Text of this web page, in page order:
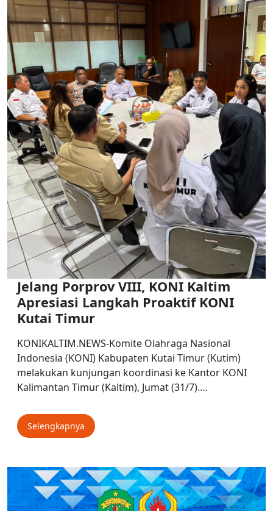
Jelang Porprov VIII, KONI Kaltim
Apresiasi Langkah Proaktif KONI
Kutai Timur
KONIKALTIM.NEWS-Komite Olahraga Nasional
Indonesia (KONI) Kabupaten Kutai Timur (Kutim)
melakukan kunjungan koordinasi ke Kantor KONI
Kalimantan Timur (Kaltim), Jumat (31/7).…
Selengkapnya